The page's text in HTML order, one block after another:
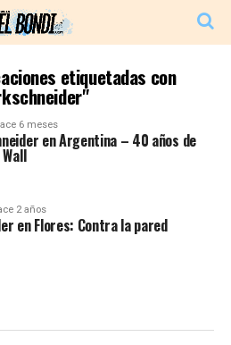
etiquetadas con
6 meses
en Argentina – 40 años de
2 años
en Flores: Contra la pared